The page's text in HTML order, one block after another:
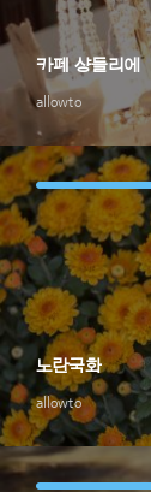
allowto
카페 샹들리에
allowto
노란국화